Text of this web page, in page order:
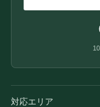
対応エリア